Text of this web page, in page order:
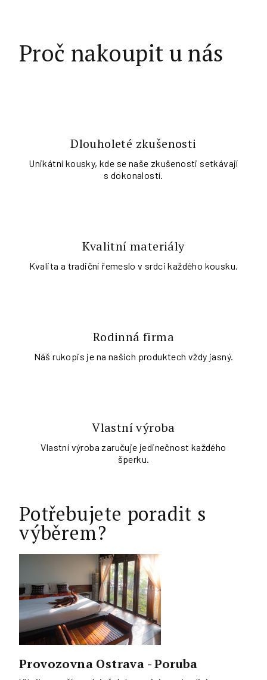
Proč nakoupit u nás
Dlouholeté zkušenosti
Unikátní kousky, kde se naše zkušenosti setkávají
s dokonalostí.
Kvalitní materiály
Kvalita a tradiční řemeslo v srdci každého kousku.
Rodinná firma
Náš rukopis je na našich produktech vždy jasný.
Vlastní výroba
Vlastní výroba zaručuje jedinečnost každého
šperku.
Potřebujete poradit s
výběrem?
Provozovna Ostrava - Poruba